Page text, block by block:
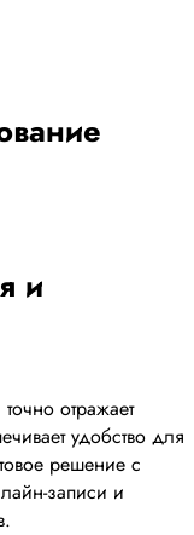
и
отражает
удобство для
решение с
записи и